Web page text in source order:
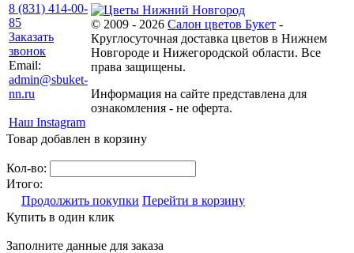
8 (831) 414-00-
85
Заказать
звонок
Email:
admin@sbuket-
nn.ru
Наш Instagram
© 2009 - 2026 Салон цветов Букет -
Круглосуточная доставка цветов в Нижнем
Новгороде и Нижегородской области. Все
права защищены.
Информация на сайте представлена для
ознакомления - не оферта.
Товар добавлен в корзину
Кол-во:
Итого:
Продолжить покупки Перейти в корзину
Купить в один клик
Заполните данные для заказа